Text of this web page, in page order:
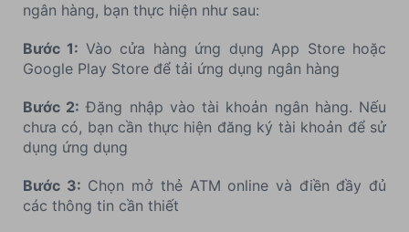
ngân hàng, bạn thực hiện như sau:
Bước 1: Vào cửa hàng ứng dụng App Store hoặc
Google Play Store để tải ứng dụng ngân hàng
Bước 2: Đăng nhập vào tài khoản ngân hàng. Nếu
chưa có, bạn cần thực hiện đăng ký tài khoản để sử
dụng ứng dụng
Bước 3: Chọn mở thẻ ATM online và điền đầy đủ
các thông tin cần thiết